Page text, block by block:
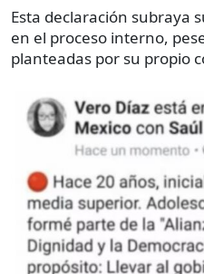
Esta declaración subraya
en el proceso interno,
planteadas por su propio